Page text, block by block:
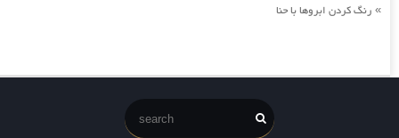
» رنگ کردن ابروها با حنا